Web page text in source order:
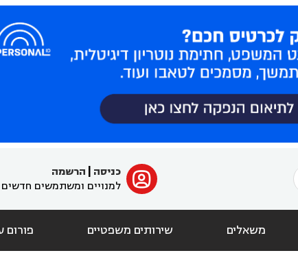
ﱐ כניסה
הרשמה
למנויים ומשתמשים חדשים
משאלים שירותים משפטיים פורום